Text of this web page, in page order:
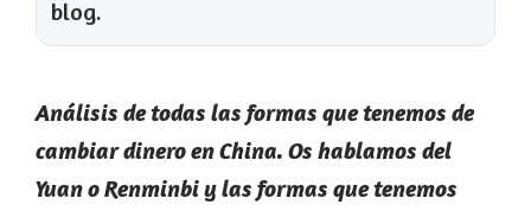
blog.
Análisis de todas las formas que tenemos de
cambiar dinero en China. Os hablamos del
Yuan o Renminbi y las formas que tenemos